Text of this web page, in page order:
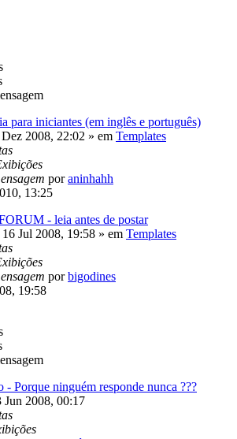
para iniciantes (em inglês e português)
2008, 22:02 » em Templates
poraninhahh
13:25
- leia antes de postar
16 Jul 2008, 19:58 » em Templates
porbigodines
19:58
- Porque ninguém responde nunca ???
Jun 2008, 00:17